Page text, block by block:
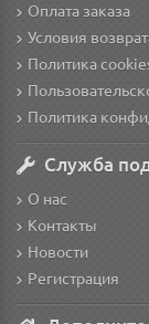
Оплата заказа
Условия
Политика
Политика
Служба
О нас
Контакты
Новости
Регистрация